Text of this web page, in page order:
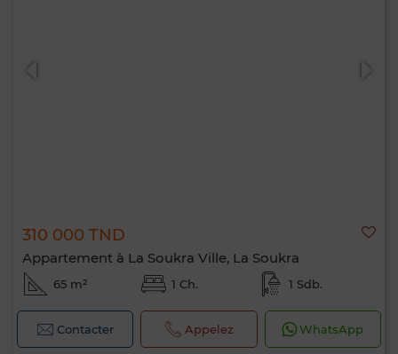
310 000 TND
Appartement à La Soukra Ville, La Soukra
65 m² 1 Ch. 1 Sdb.
Contacter Appelez WhatsApp